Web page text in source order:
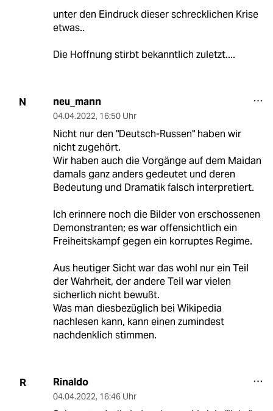
unter den Eindruck dieser schrecklichen Krise
etwas..
Die Hoffnung stirbt bekanntlich zuletzt....
N neu_mann
04.04.2022, 16:50 Uhr
Nicht nur den "Deutsch-Russen" haben wir
nicht zugehört.
Wir haben auch die Vorgänge auf dem Maidan
damals ganz anders gedeutet und deren
Bedeutung und Dramatik falsch interpretiert.
Ich erinnere noch die Bilder von erschossenen
Demonstranten; es war offensichtlich ein
Freiheitskampf gegen ein korruptes Regime.
Aus heutiger Sicht war das wohl nur ein Teil
der Wahrheit, der andere Teil war vielen
sicherlich nicht bewußt.
Was man diesbezüglich bei Wikipedia
nachlesen kann, kann einen zumindest
nachdenklich stimmen.
R Rinaldo
04.04.2022, 16:46 Uhr